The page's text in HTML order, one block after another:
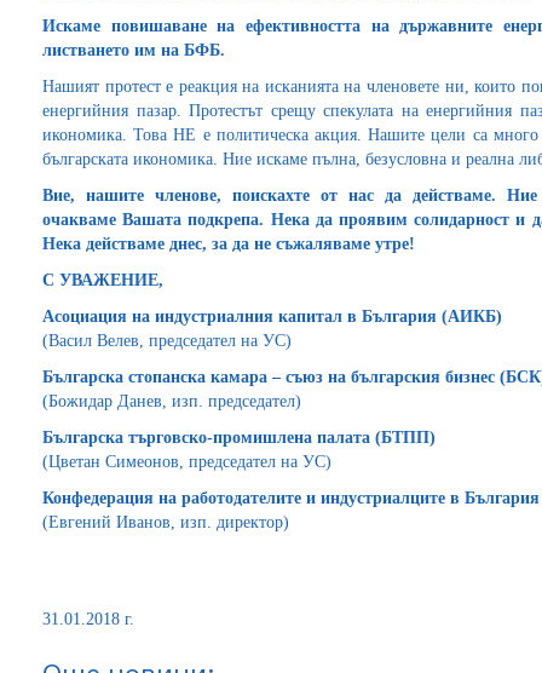
Искаме повишаване на ефективността на държавните
листването им на БФБ.
Нашият протест е реакция на исканията на членовете ни, които
енергийния пазар. Протестът срещу спекулата на енергийния
икономика. Това НЕ е политическа акция. Нашите цели са
българската икономика. Ние искаме пълна, безусловна и реална
Вие, нашите членове, поискахте от нас да действаме. Ние
очакваме Вашата подкрепа. Нека да проявим солидарност и
Нека действаме днес, за да не съжаляваме утре!
С УВАЖЕНИЕ,
Асоциация на индустриалния капитал в България (АИКБ)
(Васил Велев, председател на УС)
Българска стопанска камара – съюз на българския бизнес
(Божидар Данев, изп. председател)
Българска търговско-промишлена палата (БТПП)
(Цветан Симеонов, председател на УС)
Конфедерация на работодателите и индустриалците в
(Евгений Иванов, изп. директор)
31.01.2018 г.